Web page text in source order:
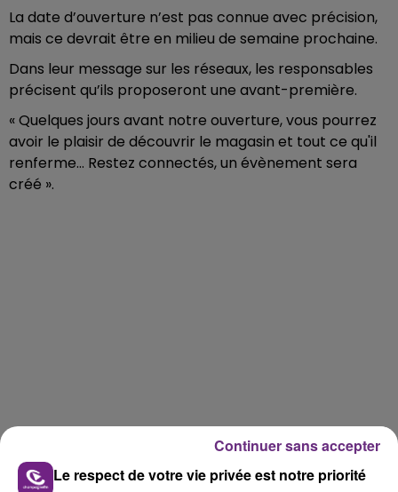
La date d’ouverture n’est pas connue avec précision,
mais ce devrait être en milieu de semaine prochaine.
Dans leur message sur les réseaux, les responsables
précisent qu’ils proposeront une avant-première.
« Quelques jours avant notre ouverture, vous pourrez
avoir le plaisir de découvrir le magasin et tout ce qu'il
renferme… Restez connectés, un évènement sera
créé ».
Le respect de votre vie privée est notre priorité
Continuer sans accepter